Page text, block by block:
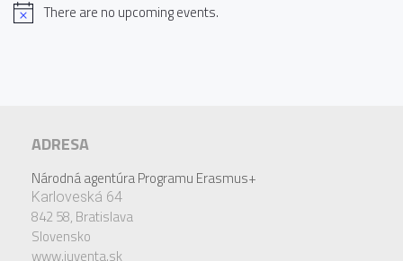
There are no upcoming events.
ADRESA
Národná agentúra Programu Erasmus+
Karloveská 64
842 58, Bratislava
Slovensko
www.iuventa.sk